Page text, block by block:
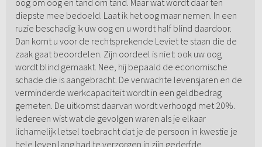
oog om oog en tand om tand. Maar wat wordt daar ten
diepste mee bedoeld. Laat ik het oog maar nemen. In een
ruzie beschadig ik uw oog en u wordt half blind daardoor.
Dan komt u voor de rechtsprekende Leviet te staan die de
zaak gaat beoordelen. Zijn oordeel is niet: ook uw oog
wordt blind gemaakt. Nee, hij bepaald de economische
schade die is aangebracht. De verwachte levensjaren en de
verminderde werkcapaciteit wordt in een geldbedrag
gemeten. De uitkomst daarvan wordt verhoogd met 20%.
Iedereen wist wat de gevolgen waren als je elkaar
lichamelijk letsel toebracht dat je de persoon in kwestie je
hele leven lang had te verzorgen in zijn gederfde